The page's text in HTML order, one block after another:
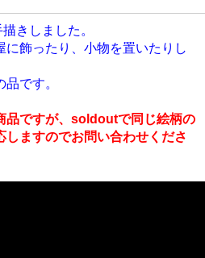
きしました。
飾ったり、小物を置いたりし
です。
品ですが、soldoutで同じ絵柄の
しますのでお問い合わせくださ